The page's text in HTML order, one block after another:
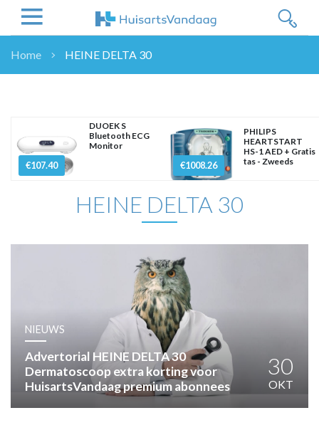
OVERHEID
WETENSCHAP
ZORGVERZEKERAARS
NASCHOLINGEN
ENQUÊTES
HUISARTSENPOST
PRAKTIJKZAKEN
TARIEVEN
VPHUISARTSEN
MEDISCHE VAKHANDEL
Home HEINE DELTA 30
€107.40
DUOEK S
Bluetooth ECG
Monitor
€1008.26
PHILIPS
HEARTSTART
HS-1 AED + Gratis
tas - Zweeds
HEINE DELTA 30
NIEUWS
Advertorial HEINE DELTA 30
Dermatoscoop extra korting voor
HuisartsVandaag premium abonnees
30
OKT